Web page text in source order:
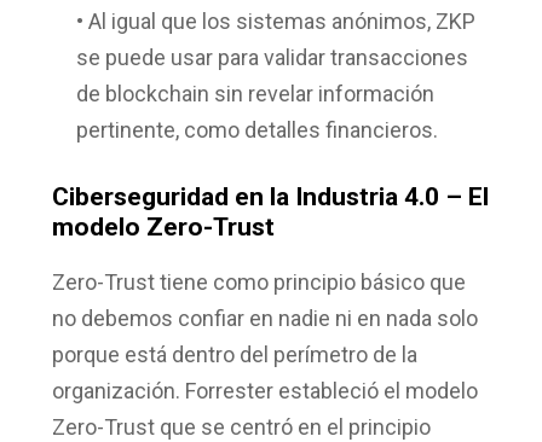
• Al igual que los sistemas anónimos, ZKP
se puede usar para validar transacciones
de blockchain sin revelar información
pertinente, como detalles financieros.
Ciberseguridad en la Industria 4.0 – El
modelo Zero-Trust
Zero-Trust tiene como principio básico que
no debemos confiar en nadie ni en nada solo
porque está dentro del perímetro de la
organización. Forrester estableció el modelo
Zero-Trust que se centró en el principio